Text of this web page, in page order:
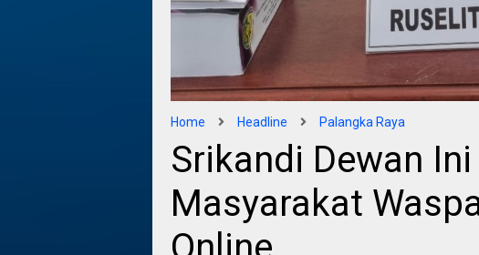
Home Headline Palangka Raya
Srikandi Dewan
Masyarakat